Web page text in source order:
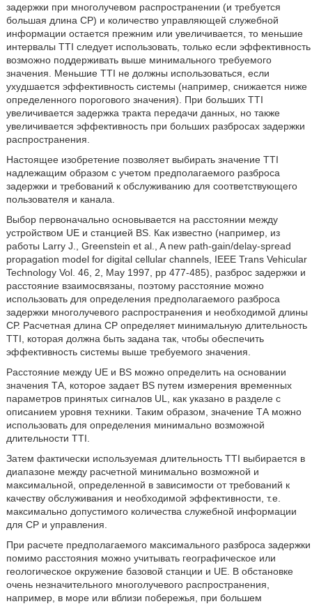
задержки при многолучевом распространении (и требуется
большая длина CP) и количество управляющей служебной
информации остается прежним или увеличивается, то меньшие
интервалы TTI следует использовать, только если эффективность
возможно поддерживать выше минимального требуемого
значения. Меньшие TTI не должны использоваться, если
ухудшается эффективность системы (например, снижается ниже
определенного порогового значения). При больших TTI
увеличивается задержка тракта передачи данных, но также
увеличивается эффективность при больших разбросах задержки
распространения.
Настоящее изобретение позволяет выбирать значение TTI
надлежащим образом с учетом предполагаемого разброса
задержки и требований к обслуживанию для соответствующего
пользователя и канала.
Выбор первоначально основывается на расстоянии между
устройством UE и станцией BS. Как известно (например, из
работы Larry J., Greenstein et al., A new path-gain/delay-spread
propagation model for digital cellular channels, IEEE Trans Vehicular
Technology Vol. 46, 2, May 1997, pp 477-485), разброс задержки и
расстояние взаимосвязаны, поэтому расстояние можно
использовать для определения предполагаемого разброса
задержки многолучевого распространения и необходимой длины
СР. Расчетная длина CP определяет минимальную длительность
TTI, которая должна быть задана так, чтобы обеспечить
эффективность системы выше требуемого значения.
Расстояние между UE и BS можно определить на основании
значения ТА, которое задает BS путем измерения временных
параметров принятых сигналов UL, как указано в разделе с
описанием уровня техники. Таким образом, значение ТА можно
использовать для определения минимально возможной
длительности TTI.
Затем фактически используемая длительность TTI выбирается в
диапазоне между расчетной минимально возможной и
максимальной, определенной в зависимости от требований к
качеству обслуживания и необходимой эффективности, т.е.
максимально допустимого количества служебной информации
для CP и управления.
При расчете предполагаемого максимального разброса задержки
помимо расстояния можно учитывать географическое или
геологическое окружение базовой станции и UE. В обстановке
очень незначительного многолучевого распространения,
например, в море или вблизи побережья, при большем